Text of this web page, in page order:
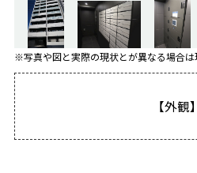
※写真や図と実際の現状とが異なる場合は
【外観】